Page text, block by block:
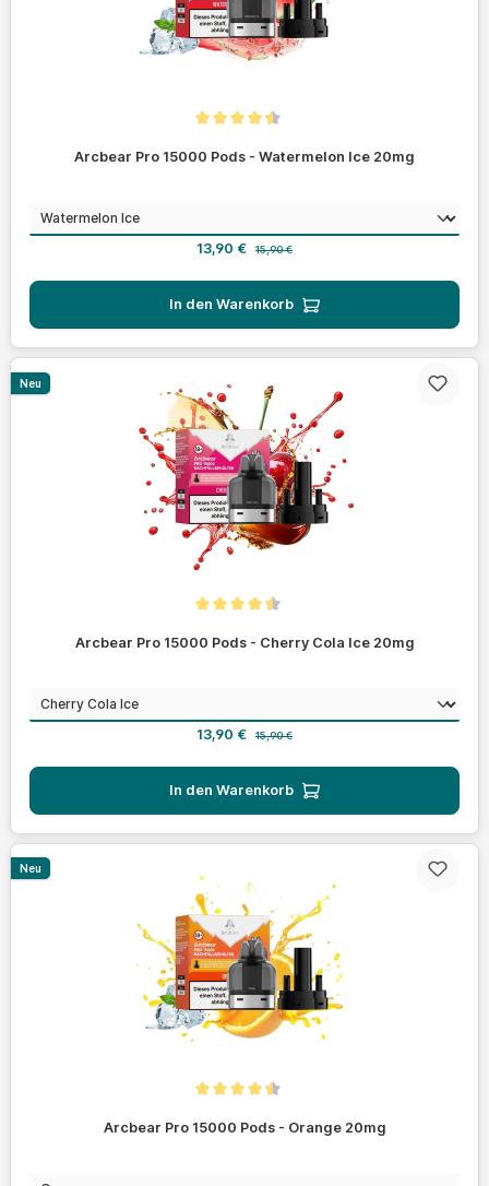
Arcbear Pro 15000 Pods - Watermelon Ice 20mg
Geschmackauswählen
Verkaufspreis:
13,90 € Regulärer Preis:
15,90 €
In den Warenkorb
Neu
Arcbear Pro 15000 Pods - Cherry Cola Ice 20mg
Geschmackauswählen
Verkaufspreis:
13,90 € 15,90 €
In den Warenkorb
Neu
Arcbear Pro 15000 Pods - Orange 20mg